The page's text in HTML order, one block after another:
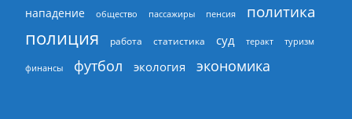
нападение
общество пассажиры пенсия политика
полиция работа статистика суд теракт туризм
финансы футбол экология экономика